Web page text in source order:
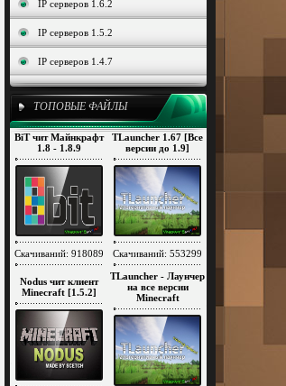
IP серверов 1.6.2
IP серверов 1.5.2
IP серверов 1.4.7
ТОПОВЫЕ ФАЙЛЫ
BiT чит Майнкрафт
1.8 - 1.8.9
Скачиваний: 918089
TLauncher 1.67 [Все
версии до 1.9]
Скачиваний: 553299
Nodus чит клиент
Minecraft [1.5.2]
TLauncher - Лаунчер
на все версии
Minecraft